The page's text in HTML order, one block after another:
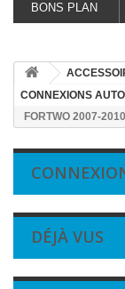
BONS PLAN
CONNEXIONS
FORTWO 2007-
DÉJÀ VUS